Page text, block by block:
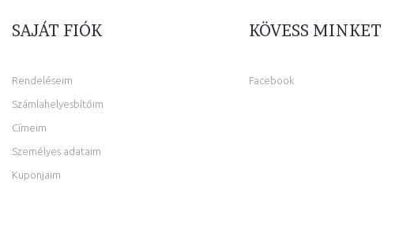
SAJÁT FIÓK
Rendeléseim
Számlahelyesbítőim
Címeim
Személyes adataim
Kuponjaim
KÖVESS MINKET
Facebook